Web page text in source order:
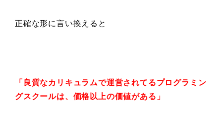
正確な形に言い換えると
「良質なカリキュラムで運営されてるプログラミン
グスクールは、 価格以上の価値がある」